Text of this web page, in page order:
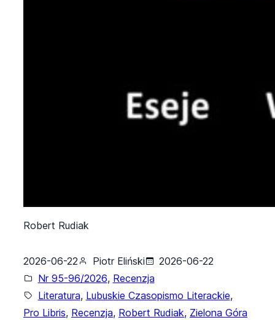
Robert Rudiak
2026-06-22 Piotr Eliński
2026-06-22
Nr 95-96/2026, Recenzja
Literatura, Lubuskie Czasopismo Literackie,
Pro Libris, Recenzja, Robert Rudiak, Zielona Góra